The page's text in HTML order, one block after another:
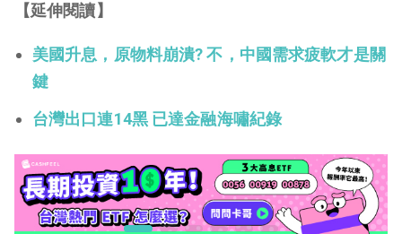
【延伸閱讀】
美國升息，原物料崩潰? 不，中國需求疲軟才是關
鍵
台灣出口連14黑 已達金融海嘯紀錄